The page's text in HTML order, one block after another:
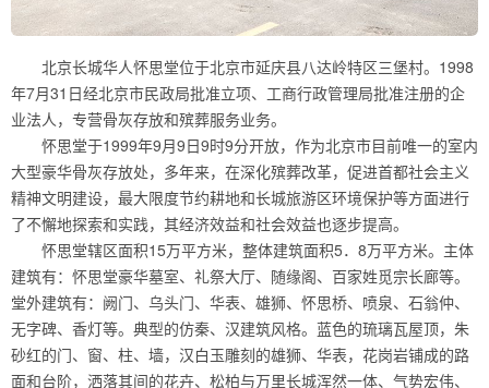
北京长城华人怀思堂位于北京市延庆县八达岭特区三堡村。1998
年7月31日经北京市民政局批准立项、工商行政管理局批准注册的企
业法人，专营骨灰存放和殡葬服务业务。
怀思堂于1999年9月9日9时9分开放，作为北京市目前唯一的室内
大型豪华骨灰存放处，多年来，在深化殡葬改革，促进首都社会主义
精神文明建设，最大限度节约耕地和长城旅游区环境保护等方面进行
了不懈地探索和实践，其经济效益和社会效益也逐步提高。
怀思堂辖区面积15万平方米，整体建筑面积5．8万平方米。主体
建筑有：怀思堂豪华墓室、礼祭大厅、随缘阁、百家姓觅宗长廊等。
堂外建筑有：阙门、乌头门、华表、雄狮、怀思桥、喷泉、石翁仲、
无字碑、香灯等。典型的仿秦、汉建筑风格。蓝色的琉璃瓦屋顶，朱
砂红的门、窗、柱、墙，汉白玉雕刻的雄狮、华表，花岗岩铺成的路
面和台阶，洒落其间的花卉、松柏与万里长城浑然一体、气势宏伟、